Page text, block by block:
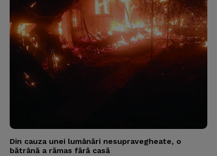
Din cauza unei lumânări nesupravegheate, o
bătrână a rămas fără casă